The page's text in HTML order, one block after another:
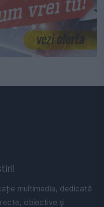
multimedia, dedicată
obiective și